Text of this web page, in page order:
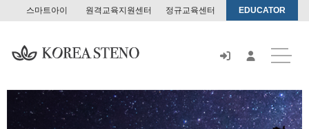
스마트아이 원격교육지원센터 정규교육센터 EDUCATOR